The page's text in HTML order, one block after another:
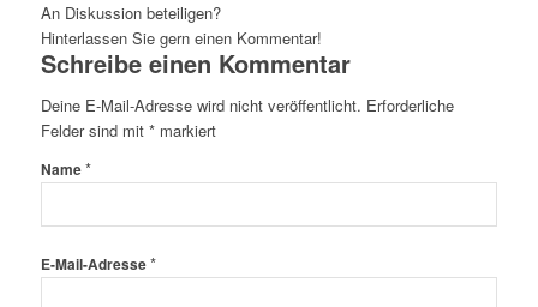
An Diskussion beteiligen?
Hinterlassen Sie gern einen Kommentar!
Schreibe einen Kommentar
Deine E-Mail-Adresse wird nicht veröffentlicht. Erforderliche
Felder sind mit *markiert
Name*
E-Mail-Adresse*